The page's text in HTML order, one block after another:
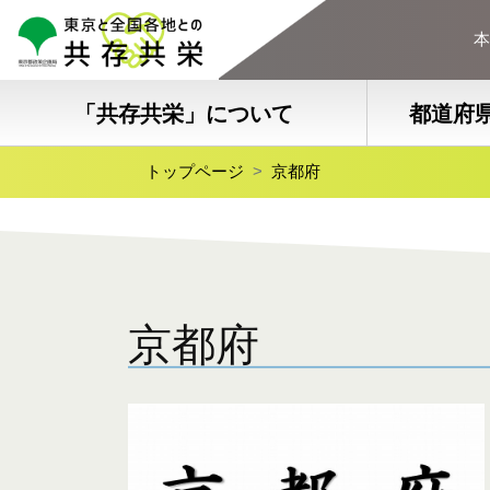
「共存共栄」について 都道府
トップページ 京都府
京都府